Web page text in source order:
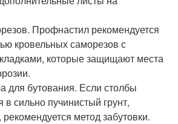
Профнастил рекомендуется
кровельных саморезов с
которые защищают места
для бутования. Если столбы
в сильно пучинистый грунт,
метод забутовки.